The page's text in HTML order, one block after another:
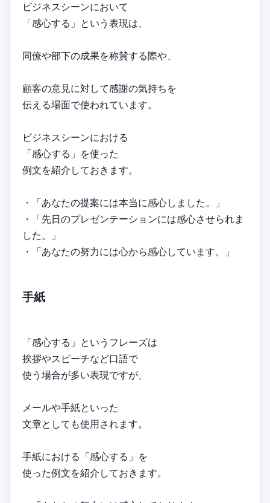
ビジネスシーンにおいて
「感心する」という表現は、
同僚や部下の成果を称賛する際や、
顧客の意見に対して感謝の気持ちを
伝える場面で使われています。
ビジネスシーンにおける
「感心する」を使った
例文を紹介しておきます。
・「あなたの提案には本当に感心しました。」
・「先日のプレゼンテーションには感心させられま
した。」
・「あなたの努力には心から感心しています。」
手紙
「感心する」というフレーズは
挨拶やスピーチなど口語で
使う場合が多い表現ですが、
メールや手紙といった
文章としても使用されます。
手紙における「感心する」を
使った例文を紹介しておきます。